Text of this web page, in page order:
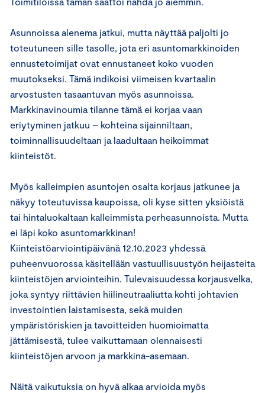
Asunnoissa alenema jatkui, mutta näyttää paljolti jo
toteutuneen sille tasolle, jota eri asuntomarkkinoiden
ennustetoimijat ovat ennustaneet koko vuoden
muutokseksi. Tämä indikoisi viimeisen kvartaalin
arvostusten tasaantuvan myös asunnoissa.
Markkinavinoumia tilanne tämä ei korjaa vaan
eriytyminen jatkuu – kohteina sijainniltaan,
toiminnallisuudeltaan ja laadultaan heikoimmat
kiinteistöt.
Myös kalleimpien asuntojen osalta korjaus jatkunee ja
näkyy toteutuvissa kaupoissa, oli kyse sitten yksiöistä
tai hintaluokaltaan kalleimmista perheasunnoista. Mutta
ei läpi koko asuntomarkkinan!
Kiinteistöarviointipäivänä 12.10.2023 yhdessä
puheenvuorossa käsitellään vastuullisuustyön heijasteita
kiinteistöjen arviointeihin. Tulevaisuudessa korjausvelka,
joka syntyy riittävien hiilineutraaliutta kohti johtavien
investointien laistamisesta, sekä muiden
ympäristöriskien ja tavoitteiden huomioimatta
jättämisestä, tulee vaikuttamaan olennaisesti
kiinteistöjen arvoon ja markkina-asemaan.
Näitä vaikutuksia on hyvä alkaa arvioida myös